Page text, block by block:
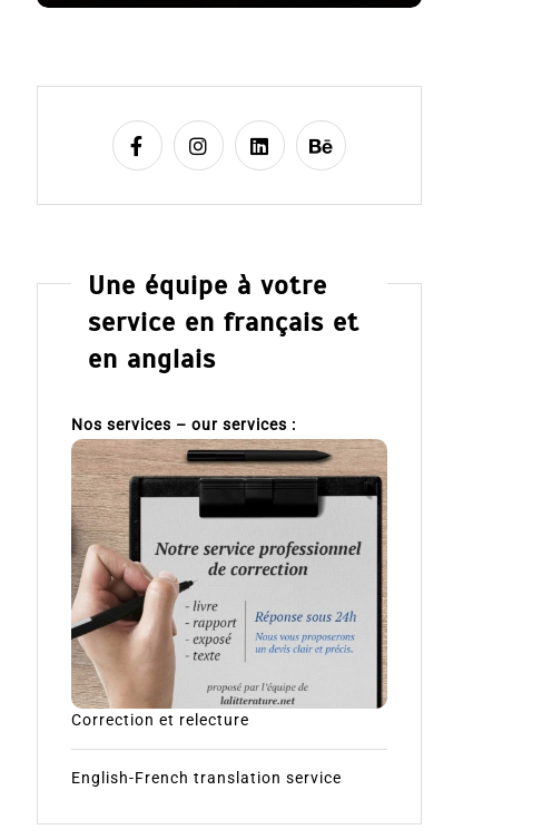
Une équipe à votre
service en français et
en anglais
Nos services – our services :
Correction et relecture
English-French translation service